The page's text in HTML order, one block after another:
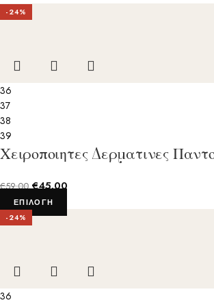
-24%
36
37
38
39
Χειροποιητες Δερματινες
€59.00 €45.00
ΕΠΙΛΟΓΉ
-24%
36